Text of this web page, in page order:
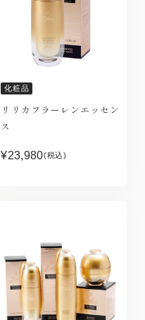
化粧品
リリカフラーレンエッセン
ス
¥23,980(税込)